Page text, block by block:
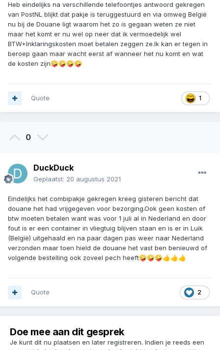
Heb eindelijks na verschillende telefoontjes antwoord gekregen
van PostNL blijkt dat pakje is teruggestuurd en via omweg België
nu bij de Douane ligt waarom het zo is gegaan weten ze niet
maar het komt er nu wel op neer dat ik vermoedelijk wel
BTW+Inklaringskosten moet betalen zeggen ze.Ik kan er tegen in
beroep gaan maar wacht eerst af wanneer het nu komt en wat
de kosten zijn🤪🤪🤪🤪
1
Quote
0
DuckDuck
Geplaatst: 20 augustus 2021
Eindelijks het combipakje gekregen kreeg gisteren bericht dat
douane het had vrijgegeven voor bezorging.Ook geen kosten of
btw moeten betalen want was voor 1 juli al in Nederland en door
fout is er een container in vliegtuig blijven staan en is er in Luik
(België) uitgehaald en na paar dagen pas weer naar Nederland
verzonden maar toen hield de douane het vast ben benieuwd of
volgende bestelling ook zoveel pech heeft🤪🤪🤪👍👍👍
2
Quote
Doe mee aan dit gesprek
Je kunt dit nu plaatsen en later registreren. Indien je reeds een